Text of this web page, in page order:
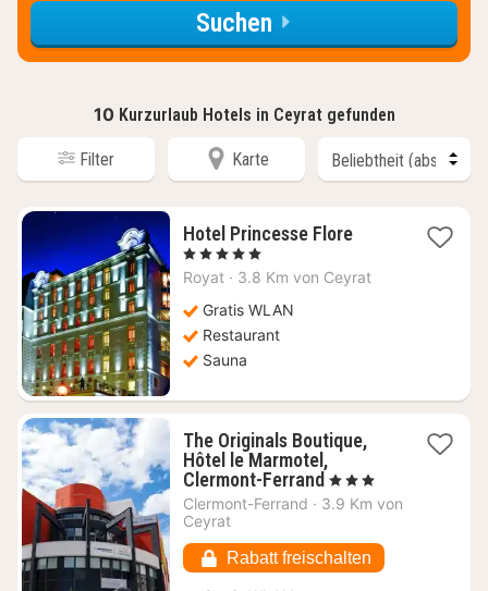
Suchen
10 Kurzurlaub Hotels in Ceyrat gefunden
Filter Karte
Hotel Princesse Flore1
ab
, 5 Sterne
Royat · 3.8 Km von Ceyrat
Gratis WLAN
Restaurant
Sauna
The Originals Boutique,
Hôtel le Marmotel,
Clermont-Ferrand 1
Nacht
€
, 3 Sterne
Clermont-Ferrand · 3.9 Km von
Ceyrat
Rabatt freischalten